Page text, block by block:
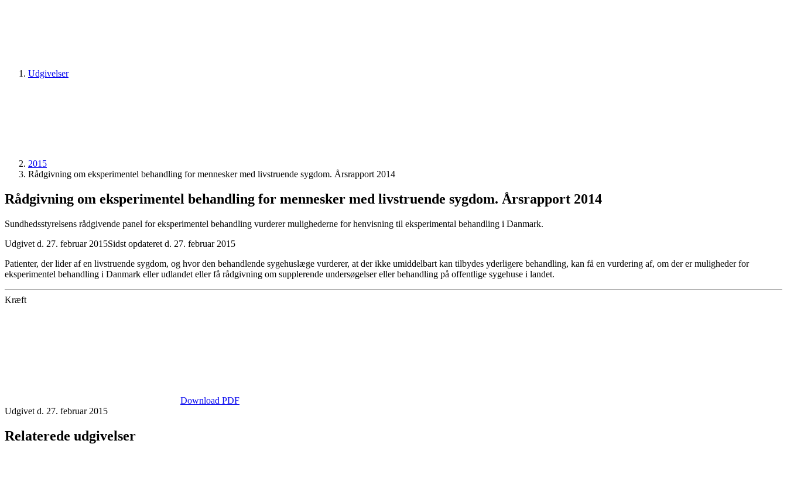
Udgivelser
2015
Rådgivning om eksperimentel behandling for mennesker med livstruende sygdom. Årsrapport 2014
Rådgivning om eksperimentel behandling for mennesker med livstruende sygdom. Årsrapport 2014
Sundhedsstyrelsens rådgivende panel for eksperimentel behandling vurderer mulighederne for henvisning til eksperimental behandling i Danmark.
Udgivet d. 27. februar 2015Sidst opdateret d. 27. februar 2015
Patienter, der lider af en livstruende sygdom, og hvor den behandlende sygehuslæge vurderer, at der ikke umiddelbart kan tilbydes yderligere behandling, kan få en vurdering af, om der er muligheder for
eksperimentel behandling i Danmark eller udlandet eller få rådgivning om supplerende undersøgelser eller behandling på offentlige sygehuse i landet.
Kræft
Download PDF
Udgivet d. 27. februar 2015
Relaterede udgivelser